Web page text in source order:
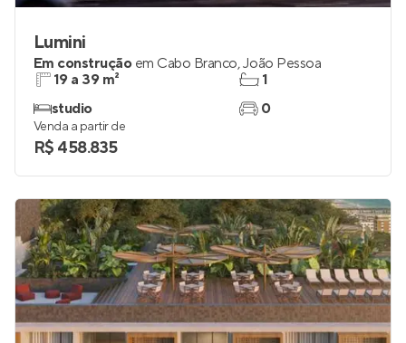
Lumini
Em construção em Cabo Branco,João Pessoa
19 a 39 m²
studio
1
0
Venda a partir de
R$ 458.835